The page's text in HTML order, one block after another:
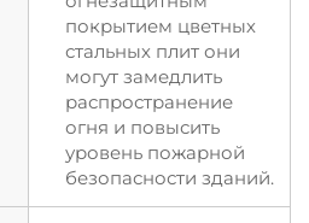
покрытием цветных
стальных плит они
могут замедлить
распространение
огня и повысить
уровень пожарной
безопасности зданий.